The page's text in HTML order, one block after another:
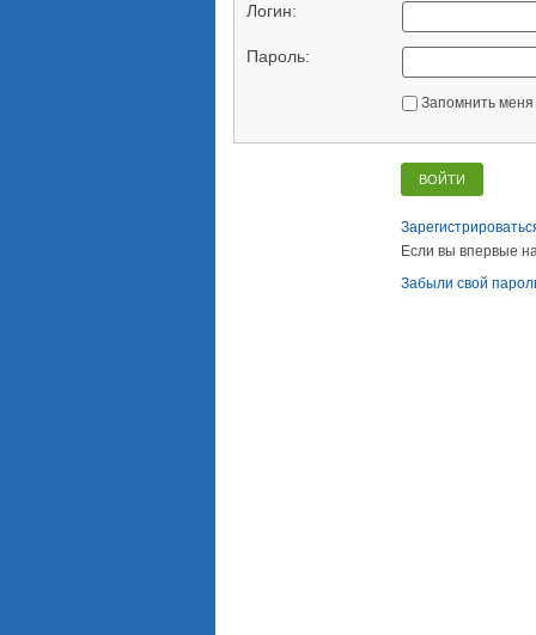
Логин:
Пароль:
Запомнить
Если вы впервые
Забыли свой